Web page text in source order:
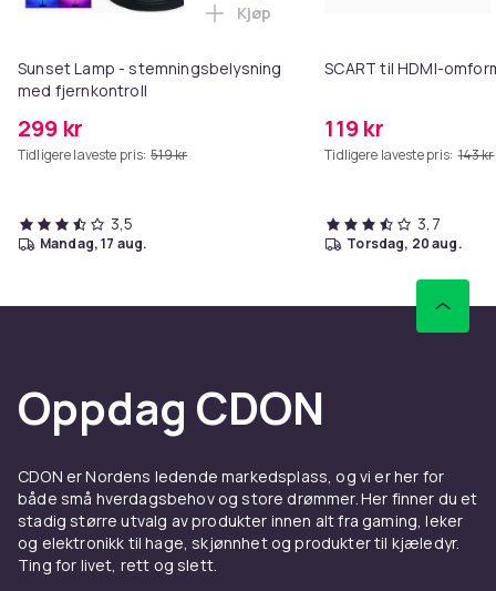
Sunset Lamp - stemningsbelysning
med fjernkontroll
299 kr
Tidligere laveste pris: 519 kr
Legg Sunset Lamp -
Kjøp
3,5
mandag, 17 aug.
SCART til HDMI-
119 kr
Tidligere laveste pris: 143 kr
3,7
torsdag, 20 aug.
Oppdag CDON
CDON er Nordens ledende markedsplass, og vi er her for
både små hverdagsbehov og store drømmer. Her finner du et
stadig større utvalg av produkter innen alt fra gaming, leker
og elektronikk til hage, skjønnhet og produkter til kjæledyr.
Ting for livet, rett og slett.